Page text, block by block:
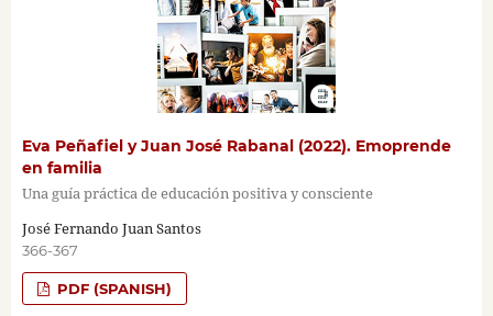
Eva Peñafiel y Juan José Rabanal (2022). Emoprende
en familia
Una guía práctica de educación positiva y consciente
José Fernando Juan Santos
366-367
PDF (SPANISH)